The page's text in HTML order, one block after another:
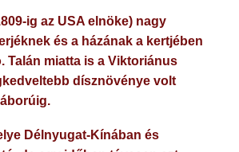
ig az USA elnöke) nagy
és a házának a kertjében
Talán miatta is a Viktoriánus
dísznövénye volt
Délnyugat-Kínában és